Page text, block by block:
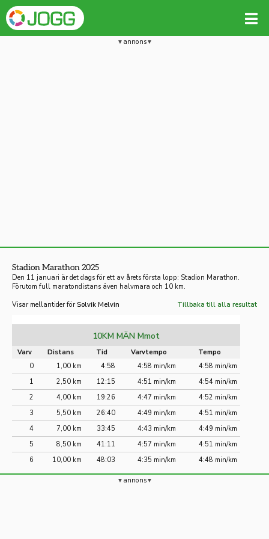
annons
Stadion Marathon 2025
Den 11 januari är det dags för ett av årets första lopp: Stadion Marathon.
Förutom full maratondistans även halvmara och 10 km.
Visar mellantider för Solvik Melvin Tillbaka till alla resultat
10KM MÄN Mmot
Varv Distans Tid Varvtempo
Tempo
0
1,00 km 4:58 4:58 min/km
4:58 min/km
1
2,50 km 12:15 4:51 min/km
4:54 min/km
2
4,00 km 19:26 4:47 min/km
4:52 min/km
3
5,50 km 26:40 4:49 min/km
4:51 min/km
4
7,00 km 33:45 4:43 min/km
4:49 min/km
5
8,50 km 41:11 4:57 min/km
4:51 min/km
6
10,00 km 48:03 4:35 min/km 4:48 min/km
annons